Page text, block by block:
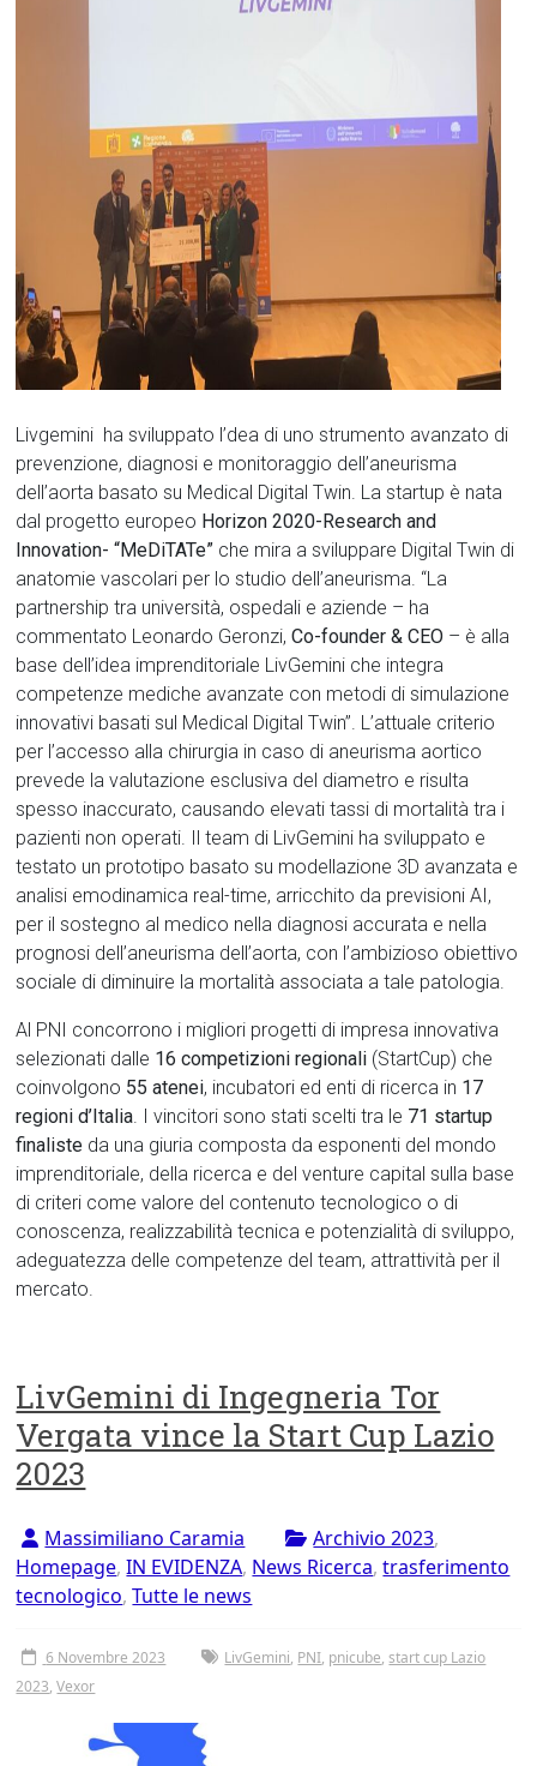
Livgemini ha sviluppato l’dea di uno strumento avanzato di
prevenzione, diagnosi e monitoraggio dell’aneurisma
dell’aorta basato su Medical Digital Twin. La startup è nata
dal progetto europeo Horizon 2020-Research and
Innovation- “MeDiTATe” che mira a sviluppare Digital Twin di
anatomie vascolari per lo studio dell’aneurisma. “La
partnership tra università, ospedali e aziende – ha
commentato Leonardo Geronzi,Co-founder & CEO – è alla
base dell’idea imprenditoriale LivGemini che integra
competenze mediche avanzate con metodi di simulazione
innovativi basati sul Medical Digital Twin”. L’attuale criterio
per l’accesso alla chirurgia in caso di aneurisma aortico
prevede la valutazione esclusiva del diametro e risulta
spesso inaccurato, causando elevati tassi di mortalità tra i
pazienti non operati. Il team di LivGemini ha sviluppato e
testato un prototipo basato su modellazione 3D avanzata e
analisi emodinamica real-time, arricchito da previsioni AI,
per il sostegno al medico nella diagnosi accurata e nella
prognosi dell’aneurisma dell’aorta, con l’ambizioso obiettivo
sociale di diminuire la mortalità associata a tale patologia.
Al PNI concorrono i migliori progetti di impresa innovativa
selezionati dalle 16 competizioni regionali (StartCup) che
coinvolgono 55 atenei, incubatori ed enti di ricerca in 17
regioni d’Italia. I vincitori sono stati scelti tra le 71 startup
finaliste da una giuria composta da esponenti del mondo
imprenditoriale, della ricerca e del venture capital sulla base
di criteri come valore del contenuto tecnologico o di
conoscenza, realizzabilità tecnica e potenzialità di sviluppo,
adeguatezza delle competenze del team, attrattività per il
mercato.
LivGemini di Ingegneria Tor
Vergata vince la Start Cup Lazio
2023
Massimiliano Caramia Archivio 2023,
Homepage,IN EVIDENZA, News Ricerca,trasferimento
tecnologico,Tutte le news
6 Novembre 2023 LivGemini, PNI, pnicube,start cup Lazio
2023,Vexor